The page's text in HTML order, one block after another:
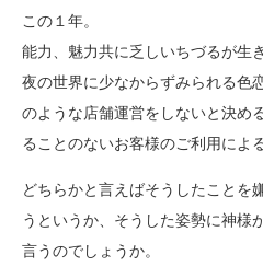
この１年。
能力、魅力共に乏しいちづるが生
夜の世界に少なからずみられる色
のような店舗運営をしないと決め
ることのないお客様のご利用によ
どちらかと言えばそうしたことを
うというか、そうした姿勢に神様
言うのでしょうか。